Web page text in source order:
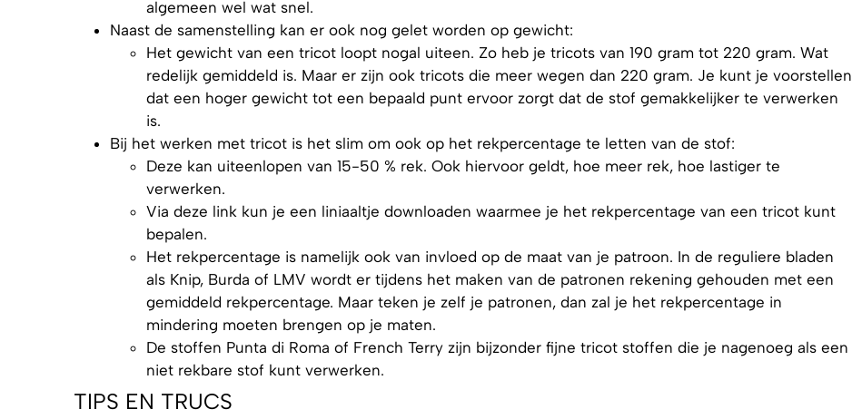
algemeen wel wat snel.
Naast de samenstelling kan er ook nog gelet worden op gewicht:
Het gewicht van een tricot loopt nogal uiteen. Zo heb je tricots van 190 gram tot 220 gram. Wat
redelijk gemiddeld is. Maar er zijn ook tricots die meer wegen dan 220 gram. Je kunt je voorstellen
dat een hoger gewicht tot een bepaald punt ervoor zorgt dat de stof gemakkelijker te verwerken
is.
Bij het werken met tricot is het slim om ook op het rekpercentage te letten van de stof:
Deze kan uiteenlopen van 15-50 % rek. Ook hiervoor geldt, hoe meer rek, hoe lastiger te
verwerken.
Via deze link kun je een liniaaltje downloaden waarmee je het rekpercentage van een tricot kunt
bepalen.
Het rekpercentage is namelijk ook van invloed op de maat van je patroon. In de reguliere bladen
als Knip, Burda of LMV wordt er tijdens het maken van de patronen rekening gehouden met een
gemiddeld rekpercentage. Maar teken je zelf je patronen, dan zal je het rekpercentage in
mindering moeten brengen op je maten.
De stoffen Punta di Roma of French Terry zijn bijzonder fijne tricot stoffen die je nagenoeg als een
niet rekbare stof kunt verwerken.
TIPS EN TRUCS